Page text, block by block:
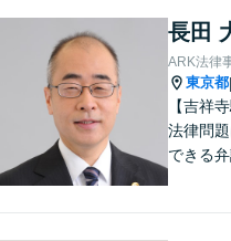
長田
ARK法律
東京都|
【吉祥
法律問
できる